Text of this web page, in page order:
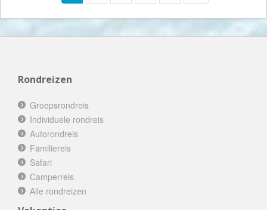
Rondreizen
Groepsrondreis
Individuele rondreis
Autorondreis
Familiereis
Safari
Camperreis
Alle rondreizen